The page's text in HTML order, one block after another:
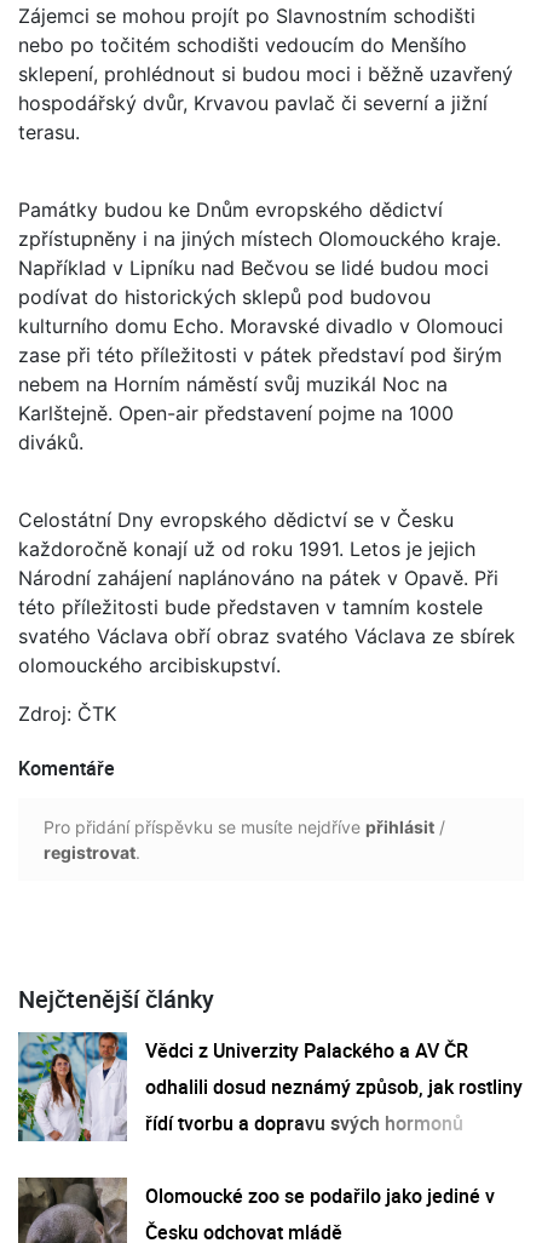
Zájemci se mohou projít po Slavnostním schodišti
nebo po točitém schodišti vedoucím do Menšího
sklepení, prohlédnout si budou moci i běžně uzavřený
hospodářský dvůr, Krvavou pavlač či severní a jižní
terasu.
Památky budou ke Dnům evropského dědictví
zpřístupněny i na jiných místech Olomouckého kraje.
Například v Lipníku nad Bečvou se lidé budou moci
podívat do historických sklepů pod budovou
kulturního domu Echo. Moravské divadlo v Olomouci
zase při této příležitosti v pátek představí pod širým
nebem na Horním náměstí svůj muzikál Noc na
Karlštejně. Open-air představení pojme na 1000
diváků.
Celostátní Dny evropského dědictví se v Česku
každoročně konají už od roku 1991. Letos je jejich
Národní zahájení naplánováno na pátek v Opavě. Při
této příležitosti bude představen v tamním kostele
svatého Václava obří obraz svatého Václava ze sbírek
olomouckého arcibiskupství.
Zdroj: ČTK
Komentáře
Pro přidání příspěvku se musíte nejdříve přihlásit /
registrovat.
Nejčtenější články
Vědci z Univerzity Palackého a AV ČR
odhalili dosud neznámý způsob, jak rostliny
řídí tvorbu a dopravu svých hormonů
Olomoucké zoo se podařilo jako jediné v
Česku odchovat mládě